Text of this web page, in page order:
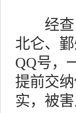
经查，
北仑、
QQ号，
提前交
实，被